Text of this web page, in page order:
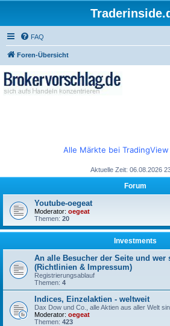
FAQ
Foren-Übersicht
Alle Märkte bei
Aktuelle Zeit: 06.08.2026
Forum
Youtube-oegeat
Moderator: oegeat
Themen: 20
Investments
An alle Besucher der Seite und
(Richtlinien & Impressum)
Registrierungsablauf
Themen: 4
Indices, Einzelaktien - weltweit
Dax Dow und Co., alle Aktien aus aller Welt
Moderator: oegeat
Themen: 423